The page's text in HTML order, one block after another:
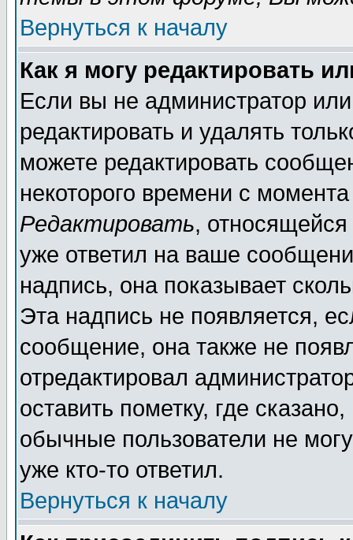
Вернуться к началу
Как я могу редактировать
Если вы не администратор
редактировать и удалять
можете редактировать
некоторого времени с
Редактировать,
уже ответил на ваше
надпись, она показывает
Эта надпись не появляется,
сообщение, она также не
отредактировал
оставить пометку, где
обычные пользователи не
уже кто-то ответил.
Вернуться к началу